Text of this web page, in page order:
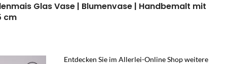
Glas Vase | Blumenvase | Handbemalt mit
cm
Entdecken Sie im Allerlei-Online Shop weitere